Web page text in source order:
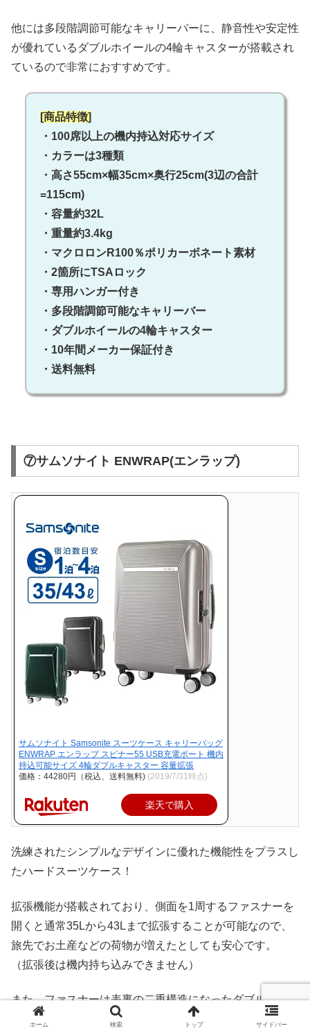
他には多段階調節可能なキャリーバーに、静音性や安定性
が優れているダブルホイールの4輪キャスターが搭載され
ているので非常におすすめです。
[商品特徴]
・100席以上の機内持込対応サイズ
・カラーは3種類
・高さ55cm×幅35cm×奥行25cm(3辺の合計
=115cm)
・容量約32L
・重量約3.4kg
・マクロロンR100％ポリカーボネート素材
・2箇所にTSAロック
・専用ハンガー付き
・多段階調節可能なキャリーバー
・ダブルホイールの4輪キャスター
・10年間メーカー保証付き
・送料無料
⑦サムソナイト ENWRAP(エンラップ)
サムソナイト Samsonite スーツケース キャリーバッグ
ENWRAP エンラップ スピナー55 USB充電ポート 機内
持込可能サイズ 4輪ダブルキャスター 容量拡張
価格：44280円（税込、送料無料) (2019/7/31時点)
楽天で購入
洗練されたシンプルなデザインに優れた機能性をプラスし
たハードスーツケース！
拡張機能が搭載されており、側面を1周するファスナーを
開くと通常35Lから43Lまで拡張することが可能なので、
旅先でお土産などの荷物が増えたとしても安心です。
（拡張後は機内持ち込みできません）
また、ファスナーは表裏の二重構造になったダブルジッパ
ーになっているので、刃物などでも裂けにくく、TSAロッ
ホーム 検索 トップ サイドバー